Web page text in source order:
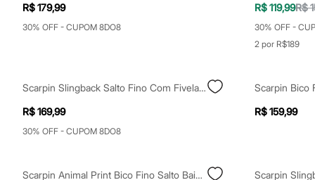
Calçados
Regatas
Moda praia
Plus size
Blusas e Camisetas
Calças
Jeans
R$ 179,99
30% OFF - CUPOM 8DO8
R$ 119,99R$
30% OFF -
2 por R$189
Scarpin Slingback Salto Fino Com Fivela Marrom
R$ 169,99
30% OFF - CUPOM 8DO8
R$ 159,99
Scarpin Animal Print Bico Fino Salto Baixo Oneself Bege